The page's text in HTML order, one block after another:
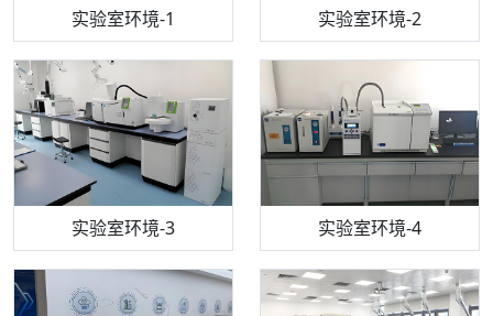
实验室环境-1 实验室环境-2
实验室环境-3 实验室环境-4
机构质检技术员-1 机构质检技术员-2
机构质检技术员-3 机构质检技术员-4
步入式恒温恒湿试验箱 电感耦合等离子体光谱仪
高效液相色谱仪 流式细胞仪